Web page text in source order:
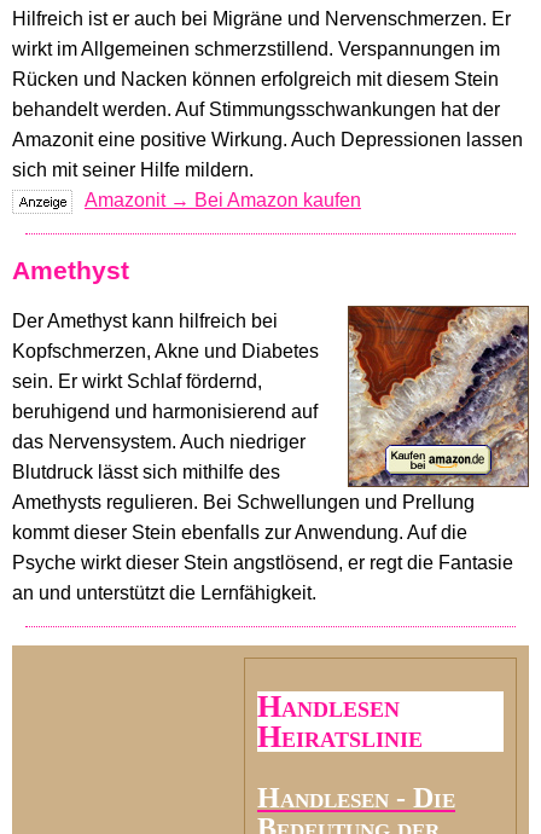
Hilfreich ist er auch bei Migräne und Nervenschmerzen. Er
wirkt im Allgemeinen schmerzstillend. Verspannungen im
Rücken und Nacken können erfolgreich mit diesem Stein
behandelt werden. Auf Stimmungsschwankungen hat der
Amazonit eine positive Wirkung. Auch Depressionen lassen
sich mit seiner Hilfe mildern.
Amazonit → Bei Amazon kaufen
Amethyst
Der Amethyst kann hilfreich bei
Kopfschmerzen, Akne und Diabetes
sein. Er wirkt Schlaf fördernd,
beruhigend und harmonisierend auf
das Nervensystem. Auch niedriger
Blutdruck lässt sich mithilfe des
Amethysts regulieren. Bei Schwellungen und Prellung
kommt dieser Stein ebenfalls zur Anwendung. Auf die
Psyche wirkt dieser Stein angstlösend, er regt die Fantasie
an und unterstützt die Lernfähigkeit.
Handlesen
Heiratslinie
Handlesen - Die